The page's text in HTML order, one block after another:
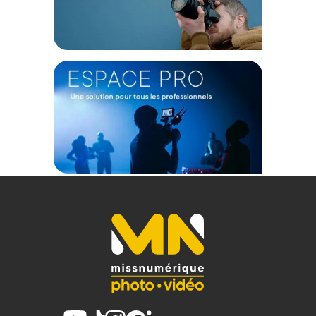
Sa coque en résine NK-7 légère et résistante dispose de 2
loquets PowerClaw. Grâce au système exclusif de
verrouillage et de fermeture de Nanuk, la mallette reste
fermée et sécurisée jusqu'à ce que vous soyez prêt à l'ouvrir.
Autre caractéristique innovante, cette mallette est dotée du
maintien du couvercle moulé dans la charnière. Grâce à cette
particularité, le couvercle restera ouvert tant que vous en
avez besoin.
Confort et maniabilité
Les roues en polyuréthane de la Nanuk 935 peuvent
affronter tous les terrains accidentés avec facilité et sa
poignée rétractable offre une grande maniabilité. De plus,
lors des voyages ou du transport. Cette mallette de transport
est également équipée d'une soupape de décharge de
pression automatique et d'un système de cadre intégré pour
accueillir des panneaux personnalisés sans avoir à percer
de trous afin que la mallette reste étanche.
Protection maximale
La valise Nanuk 935 peut supporter des environnements